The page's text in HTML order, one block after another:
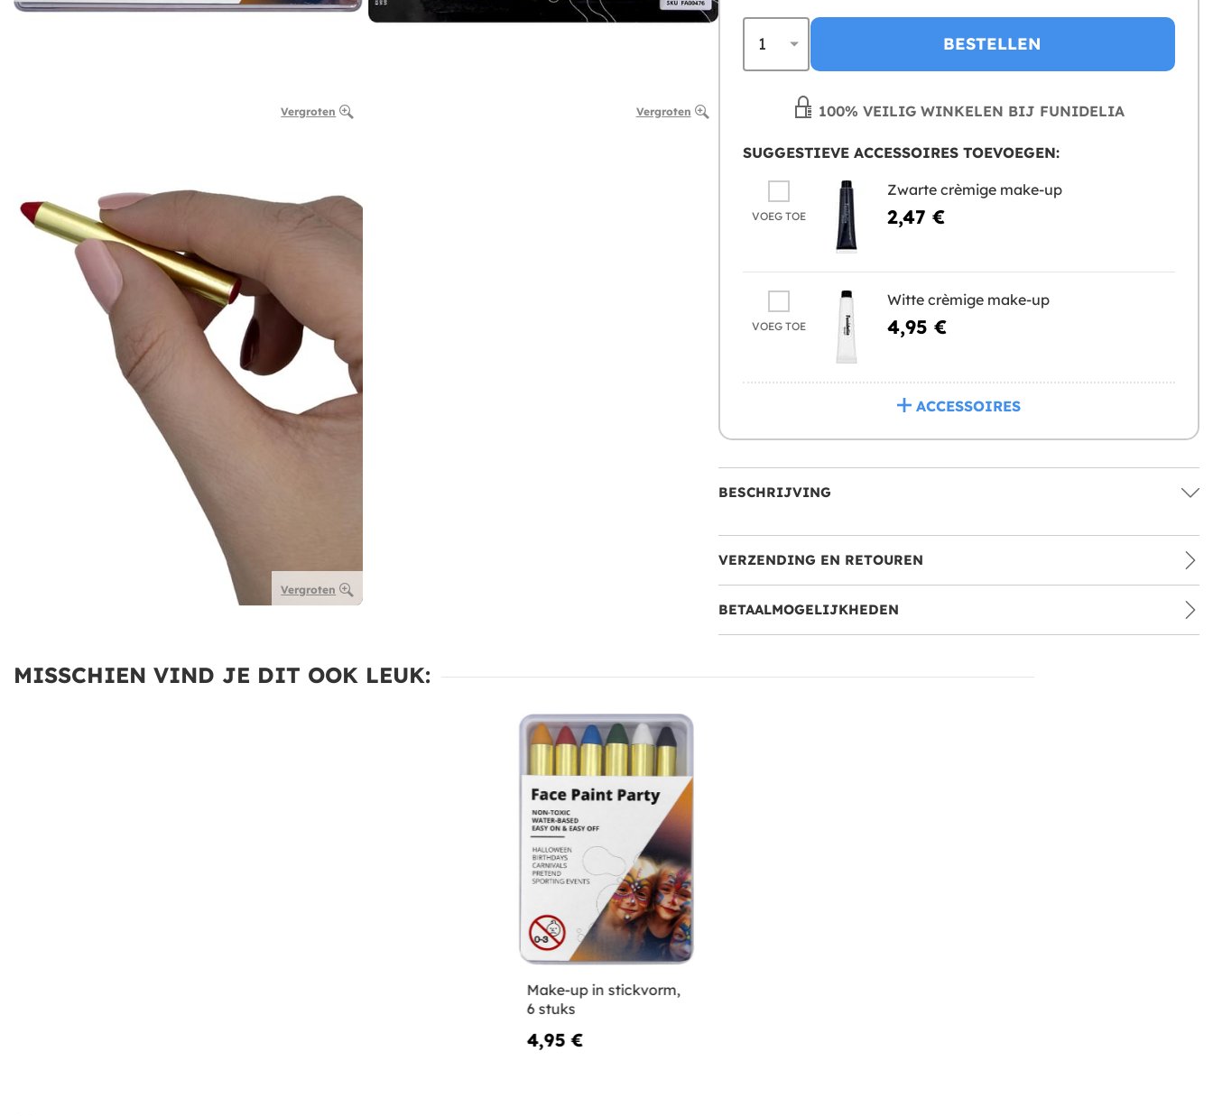
Vergroten Vergroten
Vergroten
BESTELLEN
100% VEILIG WINKELEN BIJ FUNIDELIA
SUGGESTIEVE ACCESSOIRES TOEVOEGEN:
VOEG TOE
Zwarte crèmige make-up
2,47 €
VOEG TOE
Witte crèmige make-up
4,95 €
ACCESSOIRES
BESCHRIJVING
VERZENDING EN RETOUREN
BETAALMOGELIJKHEDEN
MISSCHIEN VIND JE DIT OOK LEUK:
Make-up in stickvorm,
6 stuks
4,95 €